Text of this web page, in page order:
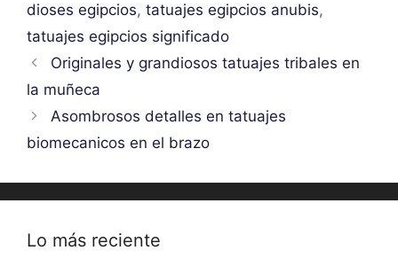
dioses egipcios, tatuajes egipcios anubis,
tatuajes egipcios significado
Originales y grandiosos tatuajes tribales en
la muñeca
Asombrosos detalles en tatuajes
biomecanicos en el brazo
Lo más reciente